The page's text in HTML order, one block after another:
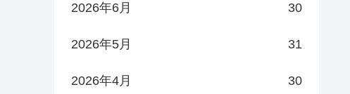
2026年6月 30
2026年5月 31
2026年4月 30